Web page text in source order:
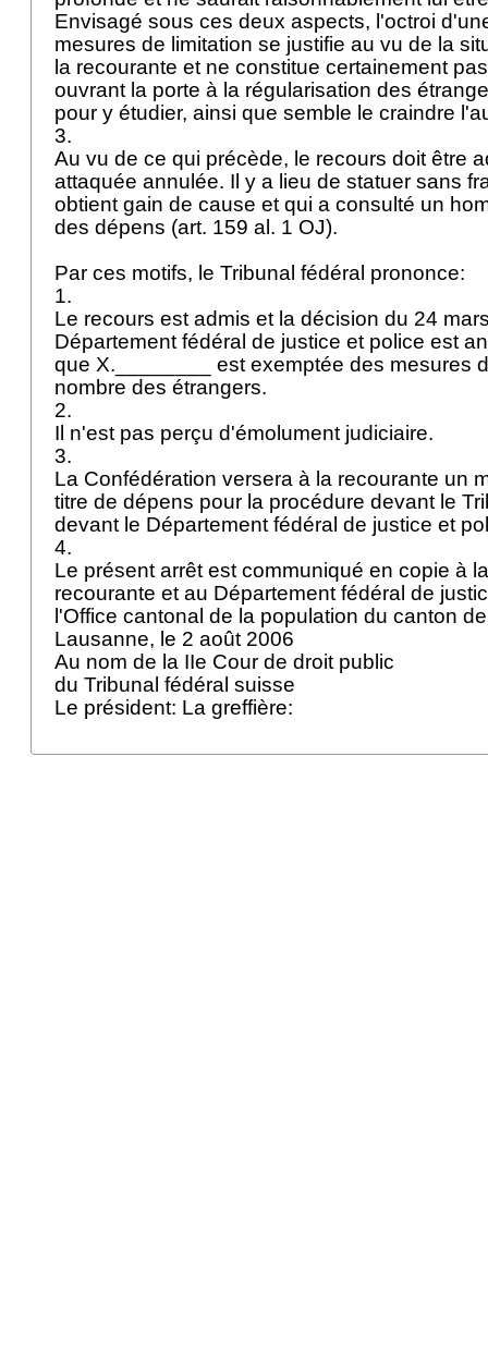
Envisagé sous ces deux aspects, l'octroi
mesures de limitation se justifie au vu de la
la recourante et ne constitue certainement
ouvrant la porte à la régularisation des
pour y étudier, ainsi que semble le craindre
3.
Au vu de ce qui précède, le recours doit être
attaquée annulée. Il y a lieu de statuer sans
obtient gain de cause et qui a consulté un
des dépens (art. 159 al. 1 OJ).
Par ces motifs, le Tribunal fédéral prononce:
1.
Le recours est admis et la décision du 24
Département fédéral de justice et police est
que X.________ est exemptée des mesures
nombre des étrangers.
2.
Il n'est pas perçu d'émolument judiciaire.
3.
La Confédération versera à la recourante un
titre de dépens pour la procédure devant le
devant le Département fédéral de justice et
4.
Le présent arrêt est communiqué en copie à
recourante et au Département fédéral de
l'Office cantonal de la population du canton
Lausanne, le 2 août 2006
Au nom de la IIe Cour de droit public
du Tribunal fédéral suisse
Le président: La greffière: